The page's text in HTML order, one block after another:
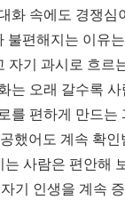
화 속에도 경쟁
불편해지는 이유
자기 과시로 흐
는 오래 갈수록
를 편하게 만드
했어도 계속 확
사람은 편안해
기 인생을 계속